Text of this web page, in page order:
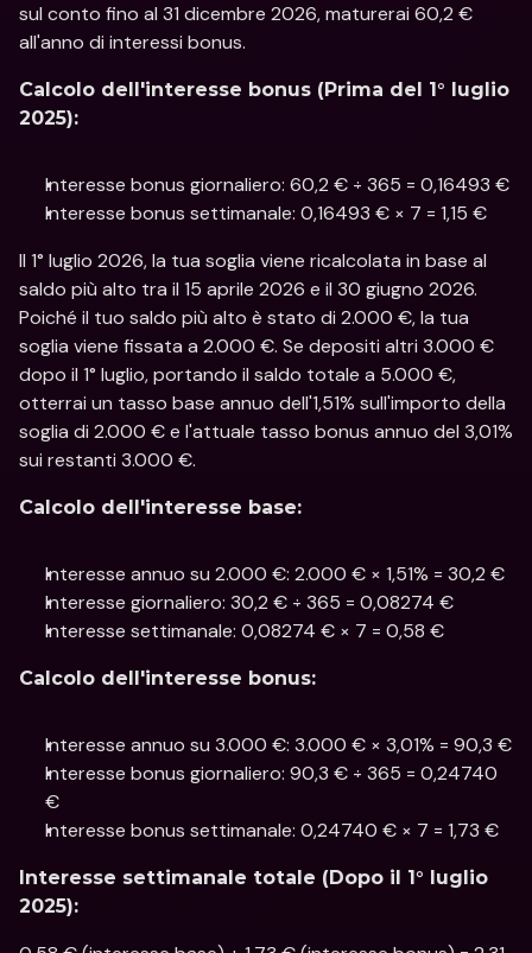
sul conto fino al 31 dicembre 2026, maturerai 60,2 €
all'anno di interessi bonus.
Calcolo dell'interesse bonus (Prima del 1° luglio
2025):
Interesse bonus giornaliero: 60,2 € ÷ 365 = 0,16493 €
Interesse bonus settimanale: 0,16493 € × 7 = 1,15 €
Il 1° luglio 2026, la tua soglia viene ricalcolata in base al
saldo più alto tra il 15 aprile 2026 e il 30 giugno 2026.
Poiché il tuo saldo più alto è stato di 2.000 €, la tua
soglia viene fissata a 2.000 €. Se depositi altri 3.000 €
dopo il 1° luglio, portando il saldo totale a 5.000 €,
otterrai un tasso base annuo dell'1,51% sull'importo della
soglia di 2.000 € e l'attuale tasso bonus annuo del 3,01%
sui restanti 3.000 €.
Calcolo dell'interesse base:
Interesse annuo su 2.000 €: 2.000 € × 1,51% = 30,2 €
Interesse giornaliero: 30,2 € ÷ 365 = 0,08274 €
Interesse settimanale: 0,08274 € × 7 = 0,58 €
Calcolo dell'interesse bonus:
Interesse annuo su 3.000 €: 3.000 € × 3,01% = 90,3 €
Interesse bonus giornaliero: 90,3 € ÷ 365 = 0,24740
€
Interesse bonus settimanale: 0,24740 € × 7 = 1,73 €
Interesse settimanale totale (Dopo il 1° luglio
2025):